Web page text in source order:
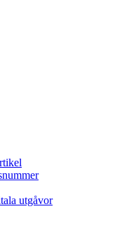
utgåvor